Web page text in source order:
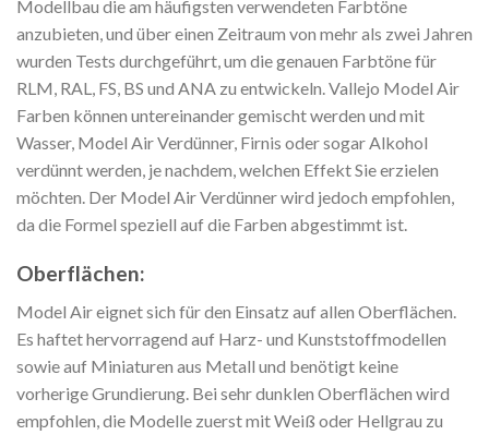
Modellbau die am häufigsten verwendeten Farbtöne
anzubieten, und über einen Zeitraum von mehr als zwei Jahren
wurden Tests durchgeführt, um die genauen Farbtöne für
RLM, RAL, FS, BS und ANA zu entwickeln. Vallejo Model Air
Farben können untereinander gemischt werden und mit
Wasser, Model Air Verdünner, Firnis oder sogar Alkohol
verdünnt werden, je nachdem, welchen Effekt Sie erzielen
möchten. Der Model Air Verdünner wird jedoch empfohlen,
da die Formel speziell auf die Farben abgestimmt ist.
Oberflächen:
Model Air eignet sich für den Einsatz auf allen Oberflächen.
Es haftet hervorragend auf Harz- und Kunststoffmodellen
sowie auf Miniaturen aus Metall und benötigt keine
vorherige Grundierung. Bei sehr dunklen Oberflächen wird
empfohlen, die Modelle zuerst mit Weiß oder Hellgrau zu